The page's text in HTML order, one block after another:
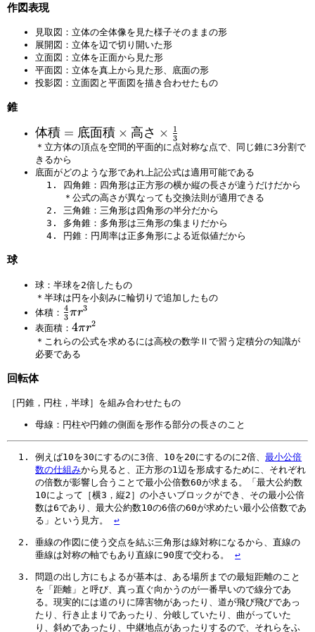
}
作図表現
見取図：立体の全体像を見た様子そのままの形
展開図：立体を辺で切り開いた形
立面図：立体を正面から見た形
平面図：立体を真上から見た形、底面の形
投影図：立面図と平面図を描き合わせたもの
錐
体
積
=
底
面
積
高
{\
fr
ac
1
3}
体積 = 底面積 × 高さ × 3
1
＊立方体の頂点を空間的平面的に点対称な点で、同じ錐に3分割で
きるから
底面がどのような形であれ上記公式は適用可能である
四角錐：四角形は正方形の横か縦の長さが違うだけだから
＊公式の高さが異なっても交換法則が適用できる
三角錐：三角形は四角形の半分だから
多角錐：多角形は三角形の集まりだから
円錐：円周率は正多角形による近似値だから
球
球：半球を2倍したもの
＊半球は円を小刻みに輪切りで追加したもの
体積： {
\
f
r
}
π
r
^
3
3
4πr3
表面積：4
π
r
4πr2
＊これらの公式を求めるには高校の数学Ⅱで習う定積分の知識が
必要である
回転体
［円錐，円柱，半球］を組み合わせたもの
母線：円柱や円錐の側面を形作る部分の長さのこと
例えば10を30にするのに3倍、10を20にするのに2倍、最小公倍
数の仕組みから見ると、正方形の1辺を形成するために、それぞれ
の倍数が影響し合うことで最小公倍数60が求まる。「最大公約数
10によって［横3，縦2］の小さいブロックができ、その最小公倍
数は6であり、最大公約数10の6倍の60が求めたい最小公倍数であ
る」という見方。↩
垂線の作図に使う交点を結ぶ三角形は線対称になるから、直線の
垂線は対称の軸でもあり直線に90度で交わる。↩
問題の出し方にもよるが基本は、ある場所までの最短距離のこと
を「距離」と呼び、真っ直ぐ向かうのが一番早いので線分であ
る。現実的には道のりに障害物があったり、道が飛び飛びであっ
たり、行き止まりであったり、分岐していたり、曲がっていた
り、斜めであったり、中継地点があったりするので、それらをふ